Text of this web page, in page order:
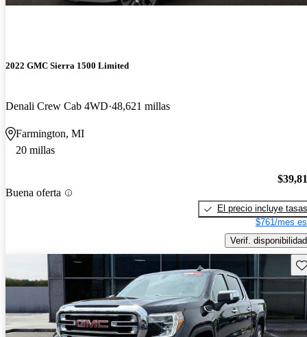
2022 GMC Sierra 1500 Limited
Denali Crew Cab 4WD 48,621 millas
Farmington, MI
20 millas
Buena oferta
El precio incluye tasas
$761/mes
Verif. disponibilidad